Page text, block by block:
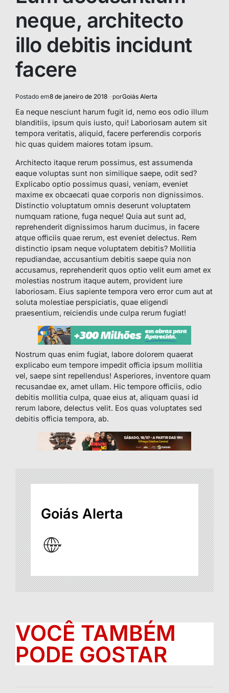
neque, architecto
illo debitis incidunt
facere
Postado em8 de janeiro de 2018 porGoiás Alerta
Ea neque nesciunt harum fugit id, nemo eos odio illum
blanditiis, ipsum quis iusto, qui! Laboriosam autem sit
tempora veritatis, aliquid, facere perferendis corporis
hic quas quidem maiores totam ipsum.
Architecto itaque rerum possimus, est assumenda
eaque voluptas sunt non similique saepe, odit sed?
Explicabo optio possimus quasi, veniam, eveniet
maxime ex obcaecati quae corporis non dignissimos.
Distinctio voluptatum omnis deserunt voluptatem
numquam ratione, fuga neque! Quia aut sunt ad,
reprehenderit dignissimos harum ducimus, in facere
atque officiis quae rerum, est eveniet delectus. Rem
distinctio ipsam neque voluptatem debitis? Mollitia
repudiandae, accusantium debitis saepe quia non
accusamus, reprehenderit quos optio velit eum amet ex
molestias nostrum itaque autem, provident iure
laboriosam. Eius sapiente tempora vero error cum aut at
soluta molestiae perspiciatis, quae eligendi
praesentium, reiciendis unde culpa rerum fugiat!
Nostrum quas enim fugiat, labore dolorem quaerat
explicabo eum tempore impedit officia ipsum mollitia
vel, saepe sint repellendus! Asperiores, inventore quam
recusandae ex, amet ullam. Hic tempore officiis, odio
debitis mollitia culpa, quae eius at, aliquam quasi id
rerum labore, delectus velit. Eos quas voluptates sed
debitis officia tempora, ab.
Goiás Alerta
VOCÊ TAMBÉM
PODE GOSTAR